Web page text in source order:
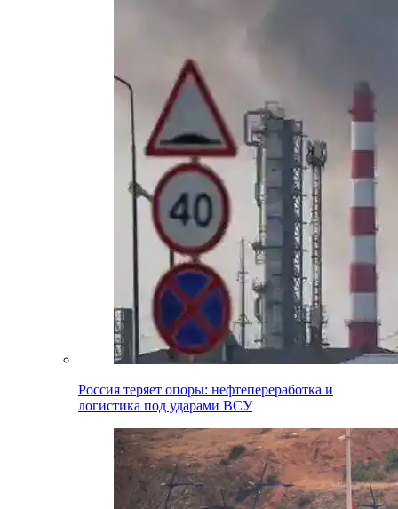
Россия теряет опоры: нефтепереработка и
логистика под ударами ВСУ